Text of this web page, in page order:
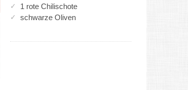
1 rote Chilischote
schwarze Oliven